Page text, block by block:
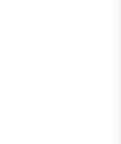
med fleksible arbejdstider